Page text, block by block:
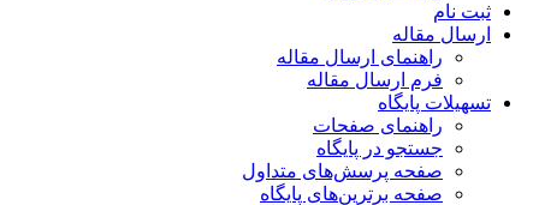
ثبت نام
ارسال مقاله
راهنمای ارسال مقاله
فرم ارسال مقاله
تسهیلات پایگاه
راهنمای صفحات
جستجو در پایگاه
صفحه پرسش‌های متداول
صفحه برترین‌های پایگاه